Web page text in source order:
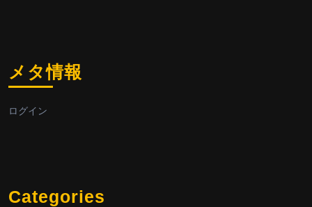
メタ情報
ログイン
Categories